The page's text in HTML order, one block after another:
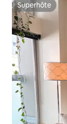
Superhôte
Superhôte